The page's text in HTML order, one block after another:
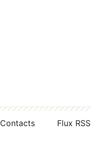
Contacts Flux RSS